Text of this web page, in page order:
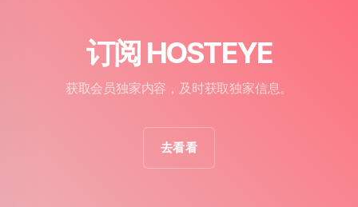
订阅 HOSTEYE
获取会员独家内容，及时获取独家信息。
去看看